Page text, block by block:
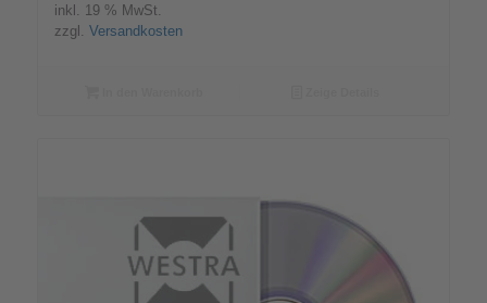
inkl. 19 % MwSt.
zzgl. Versandkosten